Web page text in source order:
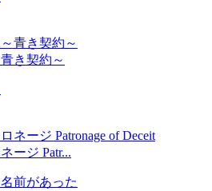
き契約～
ージ Patr...